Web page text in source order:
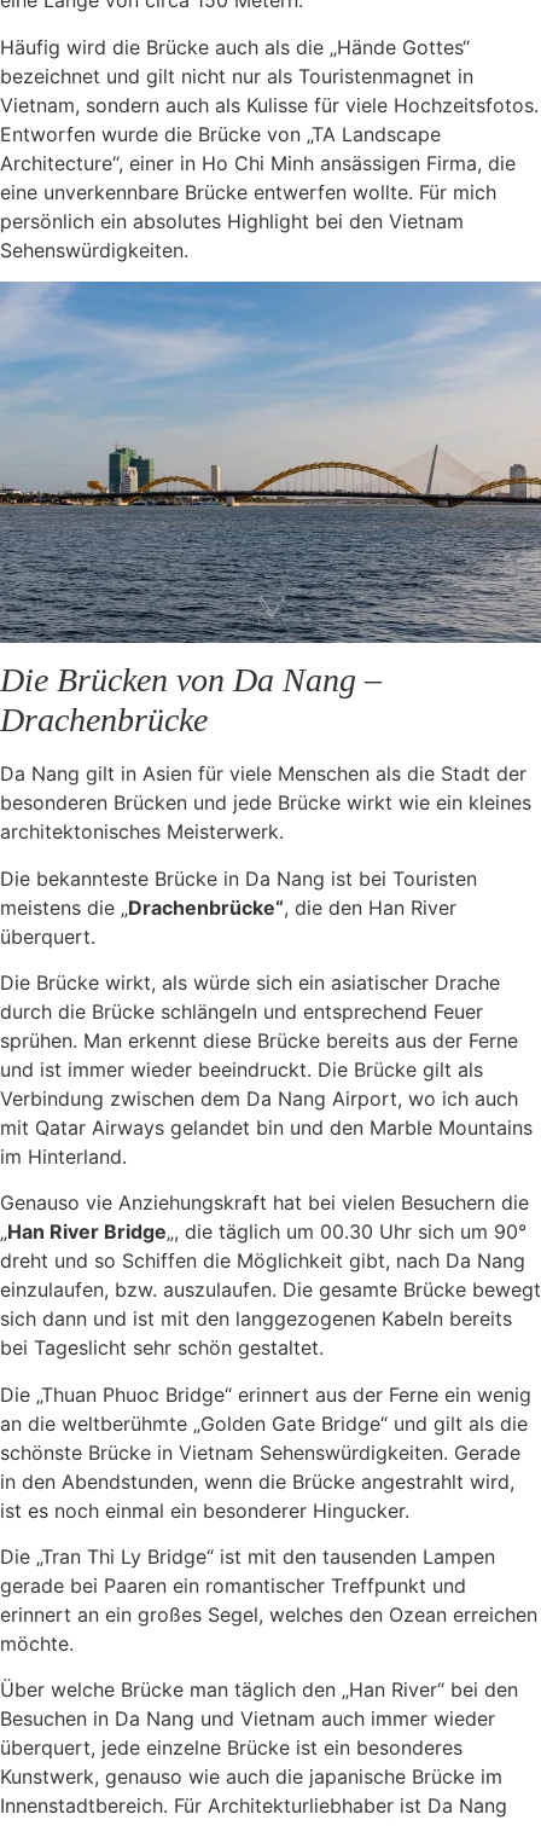
Häufig wird die Brücke auch als die „Hände Gottes“
bezeichnet und gilt nicht nur als Touristenmagnet in
Vietnam, sondern auch als Kulisse für viele Hochzeitsfotos.
Entworfen wurde die Brücke von „TA Landscape
Architecture“, einer in Ho Chi Minh ansässigen Firma, die
eine unverkennbare Brücke entwerfen wollte. Für mich
persönlich ein absolutes Highlight bei den Vietnam
Sehenswürdigkeiten.
Die Brücken von Da Nang –
Drachenbrücke
Da Nang gilt in Asien für viele Menschen als die Stadt der
besonderen Brücken und jede Brücke wirkt wie ein kleines
architektonisches Meisterwerk.
Die bekannteste Brücke in Da Nang ist bei Touristen
meistens die „Drachenbrücke“, die den Han River
überquert.
Die Brücke wirkt, als würde sich ein asiatischer Drache
durch die Brücke schlängeln und entsprechend Feuer
sprühen. Man erkennt diese Brücke bereits aus der Ferne
und ist immer wieder beeindruckt. Die Brücke gilt als
Verbindung zwischen dem Da Nang Airport, wo ich auch
mit Qatar Airways gelandet bin und den Marble Mountains
im Hinterland.
Genauso vie Anziehungskraft hat bei vielen Besuchern die
„Han River Bridge„, die täglich um 00.30 Uhr sich um 90°
dreht und so Schiffen die Möglichkeit gibt, nach Da Nang
einzulaufen, bzw. auszulaufen. Die gesamte Brücke bewegt
sich dann und ist mit den langgezogenen Kabeln bereits
bei Tageslicht sehr schön gestaltet.
Die „Thuan Phuoc Bridge“ erinnert aus der Ferne ein wenig
an die weltberühmte „Golden Gate Bridge“ und gilt als die
schönste Brücke in Vietnam Sehenswürdigkeiten. Gerade
in den Abendstunden, wenn die Brücke angestrahlt wird,
ist es noch einmal ein besonderer Hingucker.
Die „Tran Thi Ly Bridge“ ist mit den tausenden Lampen
gerade bei Paaren ein romantischer Treffpunkt und
erinnert an ein großes Segel, welches den Ozean erreichen
möchte.
Über welche Brücke man täglich den „Han River“ bei den
Besuchen in Da Nang und Vietnam auch immer wieder
überquert, jede einzelne Brücke ist ein besonderes
Kunstwerk, genauso wie auch die japanische Brücke im
Innenstadtbereich. Für Architekturliebhaber ist Da Nang